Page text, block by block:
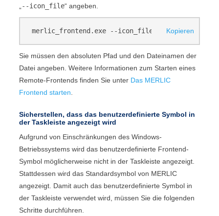
--icon_file“ angeben.
Kopieren
merlic_frontend.exe --icon_file <FILENAME>
Sie müssen den absoluten Pfad und den Dateinamen der
Datei angeben. Weitere Informationen zum Starten eines
Remote-Frontends finden Sie unter Das MERLIC
Frontend starten
Sicherstellen, dass das benutzerdefinierte Symbol in
der Taskleiste angezeigt wird
Aufgrund von Einschränkungen des Windows-
Betriebssystems wird das benutzerdefinierte Frontend-
Symbol möglicherweise nicht in der Taskleiste angezeigt.
Stattdessen wird das Standardsymbol von MERLIC
angezeigt. Damit auch das benutzerdefinierte Symbol in
der Taskleiste verwendet wird, müssen Sie die folgenden
Schritte durchführen.